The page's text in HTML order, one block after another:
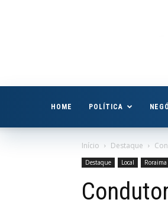
HOME POLÍTICA
Início Destaque
Destaque Local Roraima